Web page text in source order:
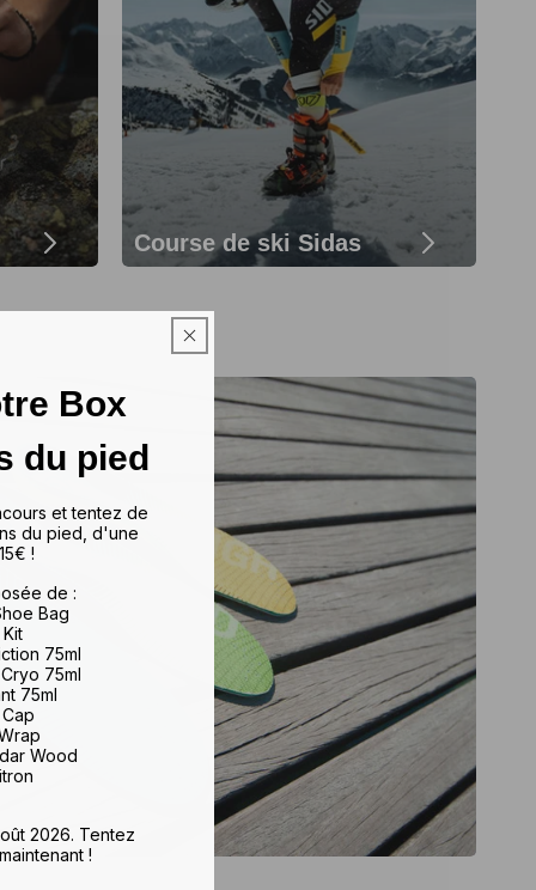
Course de ski Sidas
Box
du pied
et tentez de
du pied, d'une
!
de :
Bag
75ml
75ml
75ml
Wood
2026. Tentez
!